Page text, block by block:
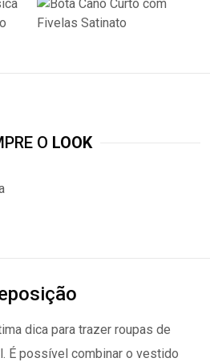
O LOOK
dica para trazer roupas de
É possível combinar o vestido